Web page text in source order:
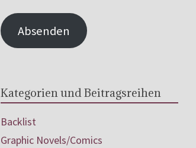
Absenden
Kategorien und Beitragsreihen
Backlist
Graphic Novels/Comics